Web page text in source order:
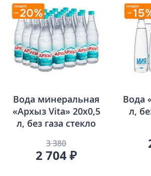
Вода минеральная
«Архыз Vita» 20х0,5
л, без газа стекло
3 380
2 704 ₽
Вода
л,